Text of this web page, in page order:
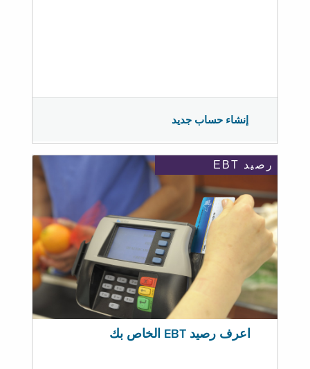
إنشاء حساب جديد
رصيد EBT
اعرف رصيد EBT الخاص بك